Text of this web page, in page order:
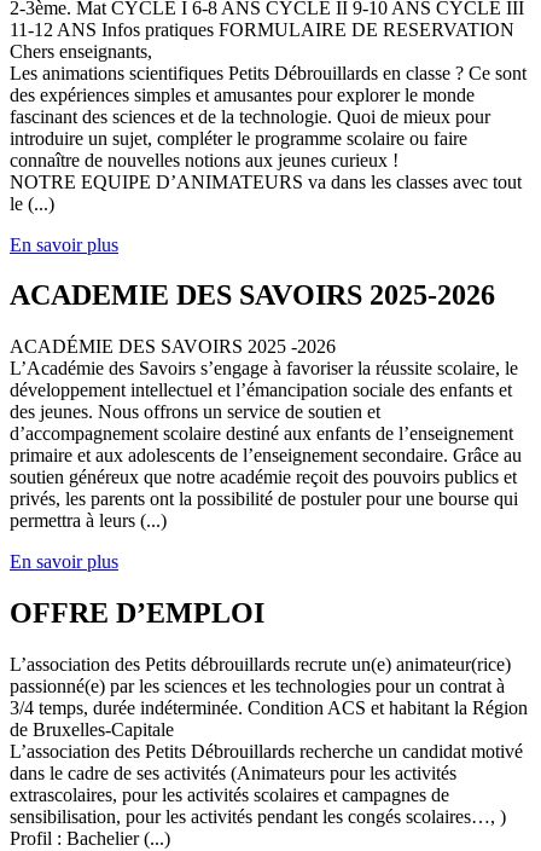
2-3ème. Mat CYCLE I 6-8 ANS CYCLE II 9-10 ANS CYCLE III
11-12 ANS Infos pratiques FORMULAIRE DE RESERVATION
Chers enseignants,
Les animations scientifiques Petits Débrouillards en classe ? Ce sont
des expériences simples et amusantes pour explorer le monde
fascinant des sciences et de la technologie. Quoi de mieux pour
introduire un sujet, compléter le programme scolaire ou faire
connaître de nouvelles notions aux jeunes curieux !
NOTRE EQUIPE D’ANIMATEURS va dans les classes avec tout
le (...)
En savoir plus
ACADEMIE DES SAVOIRS 2025-2026
ACADÉMIE DES SAVOIRS 2025 -2026
L’Académie des Savoirs s’engage à favoriser la réussite scolaire, le
développement intellectuel et l’émancipation sociale des enfants et
des jeunes. Nous offrons un service de soutien et
d’accompagnement scolaire destiné aux enfants de l’enseignement
primaire et aux adolescents de l’enseignement secondaire. Grâce au
soutien généreux que notre académie reçoit des pouvoirs publics et
privés, les parents ont la possibilité de postuler pour une bourse qui
permettra à leurs (...)
En savoir plus
OFFRE D’EMPLOI
L’association des Petits débrouillards recrute un(e) animateur(rice)
passionné(e) par les sciences et les technologies pour un contrat à
3/4 temps, durée indéterminée. Condition ACS et habitant la Région
de Bruxelles-Capitale
L’association des Petits Débrouillards recherche un candidat motivé
dans le cadre de ses activités (Animateurs pour les activités
extrascolaires, pour les activités scolaires et campagnes de
sensibilisation, pour les activités pendant les congés scolaires…, )
Profil : Bachelier (...)